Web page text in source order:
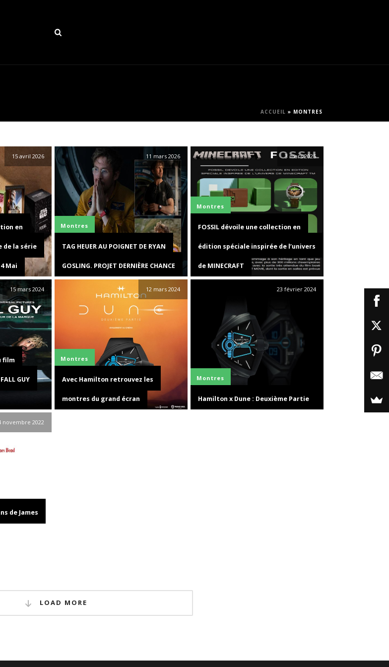
ACCUEIL » MONTRES
15 avril 2026
en
de la série
Mai
11 mars 2026
Montres
TAG HEUER AU POIGNET DE RYAN
GOSLING. PROJET DERNIÈRE CHANCE
3 mars 2025
Montres
FOSSIL dévoile une collection en
édition spéciale inspirée de l’univers
de MINECRAFT
15 mars 2024
film
GUY
12 mars 2024
Montres
Avec Hamilton retrouvez les
montres du grand écran
23 février 2024
Montres
Hamilton x Dune : Deuxième Partie
novembre 2022
de James
LOAD MORE